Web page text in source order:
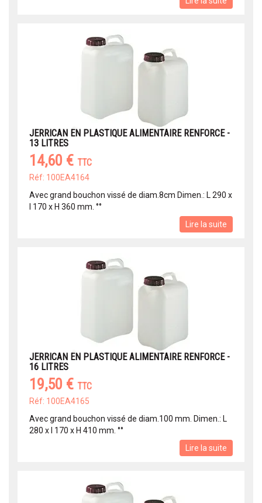
JERRICAN EN PLASTIQUE ALIMENTAIRE RENFORCE -
13 LITRES
14,60 € TTC
Réf: 100EA4164
Avec grand bouchon vissé de diam.8cm Dimen.: L 290 x
l 170 x H 360 mm. °°
Lire la suite
JERRICAN EN PLASTIQUE ALIMENTAIRE RENFORCE -
16 LITRES
19,50 € TTC
Réf: 100EA4165
Avec grand bouchon vissé de diam.100 mm. Dimen.: L
280 x l 170 x H 410 mm. °°
Lire la suite